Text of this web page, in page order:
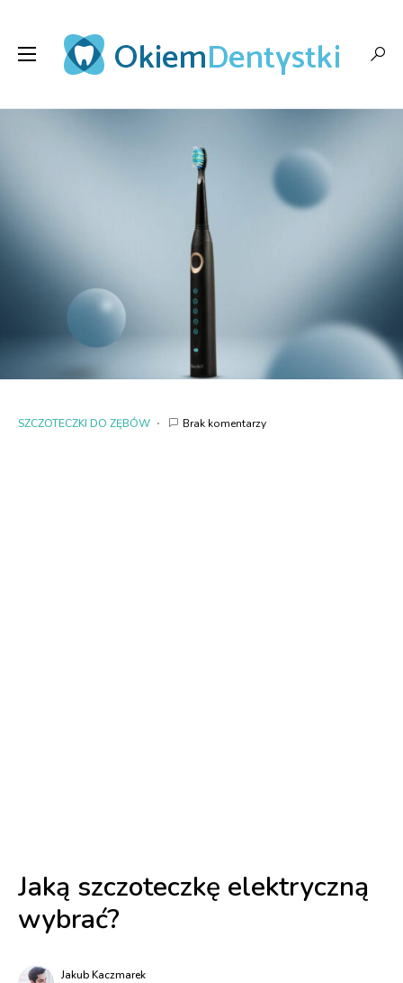
SZCZOTECZKI DO ZĘBÓW Brak komentarzy
Jaką szczoteczkę elektryczną
wybrać?
Jakub Kaczmarek